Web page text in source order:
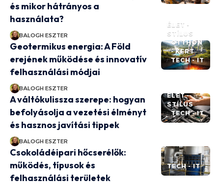
és mikor hátrányos a
használata?
BALOGH ESZTER
ÉLET -
STÍLUS
OTTHON
- KERT
TECH - IT
Geotermikus energia: A Föld
erejének működése és innovatív
felhasználási módjai
BALOGH ESZTER
ÉLET -
STÍLUS
TECH - IT
A váltókulissza szerepe: hogyan
befolyásolja a vezetési élményt
és hasznos javítási tippek
BALOGH ESZTER
TECH - IT
Csokoládéipari hőcserélők:
működés, típusok és
felhasználási területek